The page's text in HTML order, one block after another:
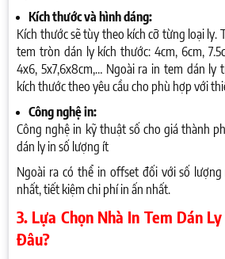
Kích thước và hình dáng:
Kích thước sẽ tùy theo kích cỡ từng loại ly.
tem tròn dán ly kích thước: 4cm, 6cm,
4x6, 5x7,6x8cm,… Ngoài ra in tem dán ly
kích thước theo yêu cầu cho phù hợp với
Công nghệ in:
Công nghệ in kỹ thuật số cho giá thành
dán ly in số lượng ít
Ngoài ra có thể in offset đối với số
nhất, tiết kiệm chi phí in ấn nhất.
3. Lựa Chọn Nhà In Tem Dán
Đâu?